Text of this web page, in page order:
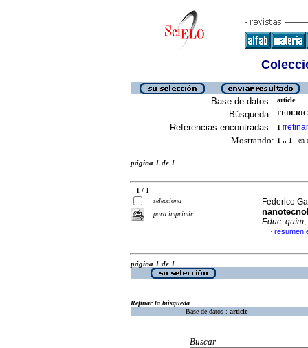
Base de datos : article
Búsqueda :
Referencias encontradas : 1 [refinar
Mostrando: 1 .. 1 en
página 1 de 1
1 / 1
selecciona
para imprimir
Federico
Educ. quím
· resumen
página 1 de 1
Refinar la búsqueda
Base de datos : article
Buscar